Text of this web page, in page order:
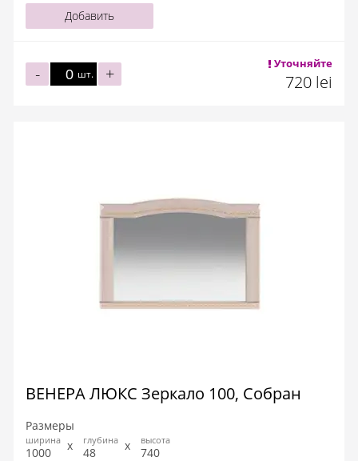
Добавить
шт. +
- Уточняйте
720 lei
ВЕНЕРА ЛЮКС Зеркало 100, Собран
Размеры
ширина
1000
глубина
48
высота
740